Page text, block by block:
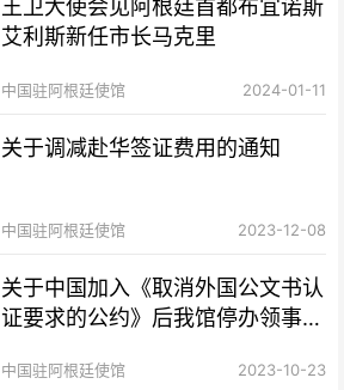
王卫大使会见阿根廷首都布宜诺斯
艾利斯新任市长马克里
中国驻阿根廷使馆 2024-01-11
关于调减赴华签证费用的通知
中国驻阿根廷使馆 2023-12-08
关于中国加入《取消外国公文书认
证要求的公约》后我馆停办领事认
中国驻阿根廷使馆 2023-10-23